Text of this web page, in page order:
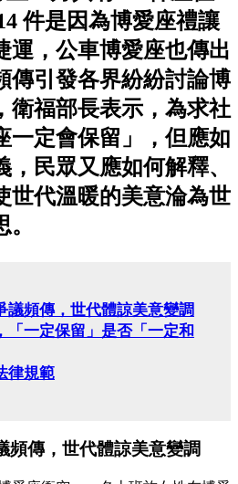
件是因為博愛座禮讓
運，公車博愛座也傳出
傳引發各界紛紛討論博
衛福部長表示，為求社
一定會保留」，但應如
民眾又應如何解釋、
世代溫暖的美意淪為世
議頻傳，世代體諒美意變調
「一定保留」是否「一定和
律規範
頻傳，世代體諒美意變調